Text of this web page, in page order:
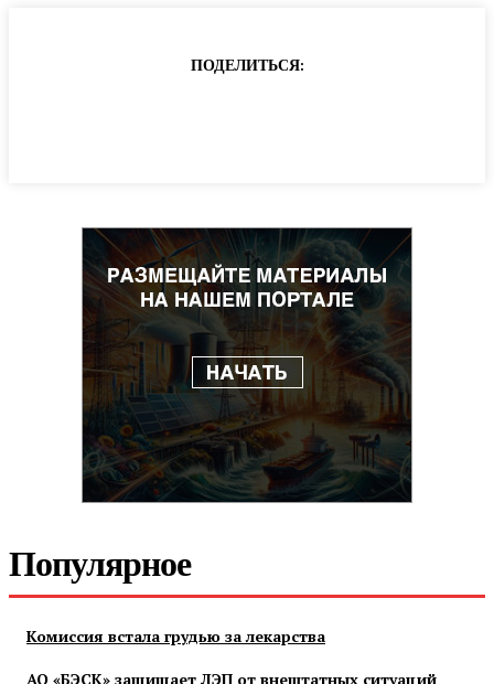
ПОДЕЛИТЬСЯ:
Популярное
Комиссия встала грудью за лекарства
АО «БЭСК» защищает ЛЭП от внештатных ситуаций